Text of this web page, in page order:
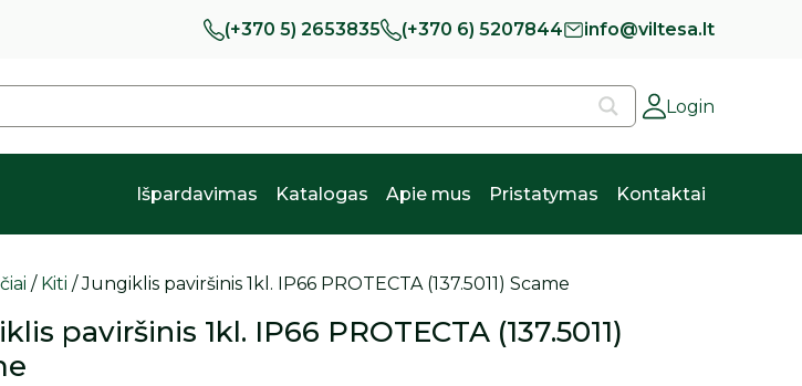
(+370 5) 2653835 (+370 6) 5207844 info@viltesa.lt
Login
Išpardavimas Katalogas Apie mus Pristatymas Kontaktai
/ Kiti / Jungiklis paviršinis 1kl. IP66 PROTECTA (137.5011) Scame
paviršinis 1kl. IP66 PROTECTA (137.5011)